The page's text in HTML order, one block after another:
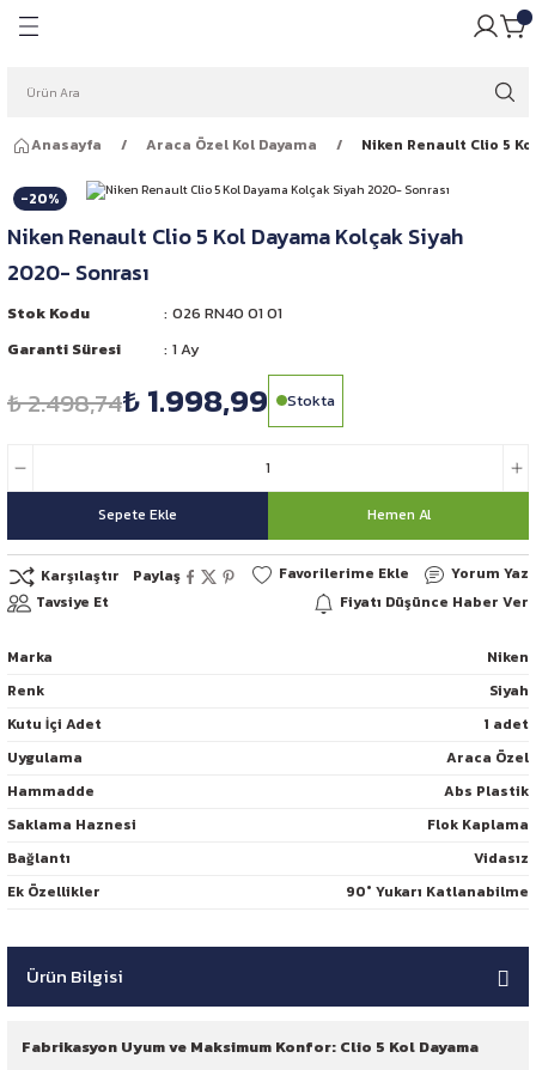
Ampulleri
Ampulleri
Ampulleri
Anasayfa Araca Özel Kol Dayama Niken Renault Clio 5
-20%
Niken Renault Clio 5 Kol Dayama Kolçak Siyah
2020- Sonrası
Stok Kodu
026 RN40 01 01
Garanti Süresi
1 Ay
₺ 2.498,74₺ 1.998,99 Stokta
Sepete Ekle Hemen Al
Karşılaştır Paylaş
Yorum Yaz
Tavsiye Et
Fiyatı Düşünce Haber Ver
Marka
Niken
Renk
Siyah
Kutu İçi Adet
1 adet
Uygulama
Araca Özel
Hammadde
Abs Plastik
Saklama Haznesi
Flok Kaplama
Bağlantı
Vidasız
Ek Özellikler
90° Yukarı Katlanabilme
Ürün Bilgisi
Fabrikasyon Uyum ve Maksimum Konfor: Clio 5 Kol Dayama